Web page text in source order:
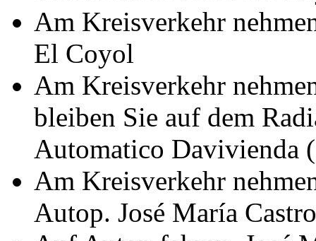
Am Kreisverkehr
El Coyol
Am Kreisverkehr
bleiben Sie auf dem
Automatico Davivienda
Am Kreisverkehr
Autop. José María